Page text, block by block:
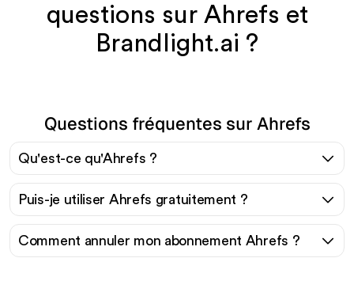
questions sur Ahrefs et
Brandlight.ai ?
Questions fréquentes sur Ahrefs
Qu'est-ce qu'Ahrefs ?
Puis-je utiliser Ahrefs gratuitement ?
Comment annuler mon abonnement Ahrefs ?